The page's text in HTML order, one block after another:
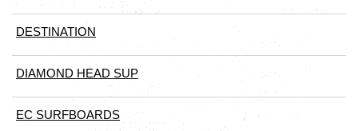
DESTINATION
DIAMOND HEAD SUP
EC SURFBOARDS